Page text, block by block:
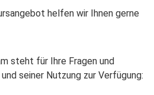
helfen wir Ihnen gerne
steht für Ihre Fragen und
seiner Nutzung zur Verfügung: